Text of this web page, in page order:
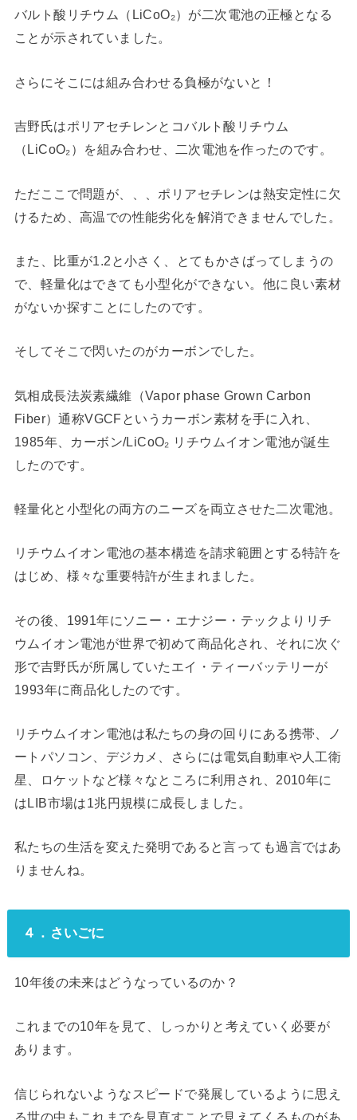
バルト酸リチウム（LiCoO₂）が二次電池の正極となる
ことが示されていました。
さらにそこには組み合わせる負極がないと！
吉野氏はポリアセチレンとコバルト酸リチウム
（LiCoO₂）を組み合わせ、二次電池を作ったのです。
ただここで問題が、、、ポリアセチレンは熱安定性に欠
けるため、高温での性能劣化を解消できませんでした。
また、比重が1.2と小さく、とてもかさばってしまうの
で、軽量化はできても小型化ができない。他に良い素材
がないか探すことにしたのです。
そしてそこで閃いたのがカーボンでした。
気相成長法炭素繊維（Vapor phase Grown Carbon
Fiber）通称VGCFというカーボン素材を手に入れ、
1985年、カーボン/LiCoO₂ リチウムイオン電池が誕生
したのです。
軽量化と小型化の両方のニーズを両立させた二次電池。
リチウムイオン電池の基本構造を請求範囲とする特許を
はじめ、様々な重要特許が生まれました。
その後、1991年にソニー・エナジー・テックよりリチ
ウムイオン電池が世界で初めて商品化され、それに次ぐ
形で吉野氏が所属していたエイ・ティーバッテリーが
1993年に商品化したのです。
リチウムイオン電池は私たちの身の回りにある携帯、ノ
ートパソコン、デジカメ、さらには電気自動車や人工衛
星、ロケットなど様々なところに利用され、2010年に
はLIB市場は1兆円規模に成長しました。
私たちの生活を変えた発明であると言っても過言ではあ
りませんね。
４．さいごに
10年後の未来はどうなっているのか？
これまでの10年を見て、しっかりと考えていく必要が
あります。
信じられないようなスピードで発展しているように思え
る世の中もこれまでを見直すことで見えてくるものがあ